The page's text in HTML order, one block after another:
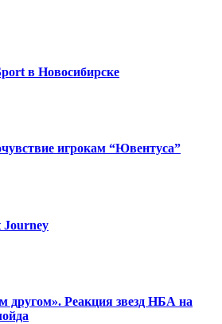
в Новосибирске
игрокам “Ювентуса”
Journey
другом». Реакция звезд НБА на